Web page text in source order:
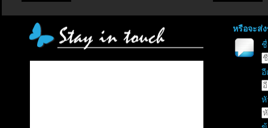
หรือจะส่
อี
หั